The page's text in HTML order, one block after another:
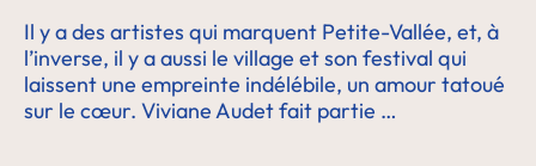
Il y a des artistes qui marquent Petite-Vallée, et, à
l’inverse, il y a aussi le village et son festival qui
laissent une empreinte indélébile, un amour tatoué
sur le cœur. Viviane Audet fait partie …